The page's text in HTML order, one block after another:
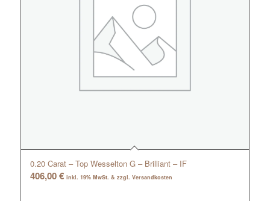
0.20 Carat – Top Wesselton G – Brilliant – IF
406,00€ inkl. 19% MwSt. & zzgl. Versandkosten